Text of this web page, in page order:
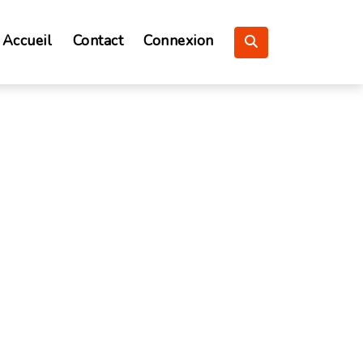
Accueil Contact Connexion